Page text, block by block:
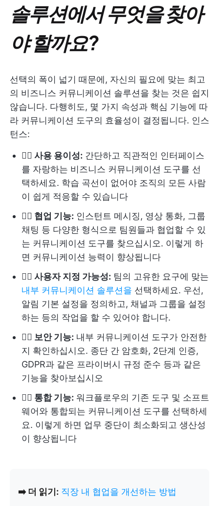
솔루션에서 무엇을 찾아
야 할까요?
선택의 폭이 넓기 때문에, 자신의 필요에 맞는 최고
의 비즈니스 커뮤니케이션 솔루션을 찾는 것은 쉽지
않습니다. 다행히도, 몇 가지 속성과 핵심 기능에 따
라 커뮤니케이션 도구의 효율성이 결정됩니다. 인스
턴스:
👉🏻 사용 용이성: 간단하고 직관적인 인터페이스
를 자랑하는 비즈니스 커뮤니케이션 도구를 선
택하세요. 학습 곡선이 없어야 조직의 모든 사람
이 쉽게 적응할 수 있습니다
👉🏻 협업 기능: 인스턴트 메시징, 영상 통화, 그룹
채팅 등 다양한 형식으로 팀원들과 협업할 수 있
는 커뮤니케이션 도구를 찾으십시오. 이렇게 하
면 커뮤니케이션 능력이 향상됩니다
👉🏻 사용자 지정 가능성: 팀의 고유한 요구에 맞는
내부 커뮤니케이션 솔루션을 선택하세요. 우선,
알림 기본 설정을 정의하고, 채널과 그룹을 설정
하는 등의 작업을 할 수 있어야 합니다.
👉🏻 보안 기능: 내부 커뮤니케이션 도구가 안전한
지 확인하십시오. 종단 간 암호화, 2단계 인증,
GDPR과 같은 프라이버시 규정 준수 등과 같은
기능을 찾아보십시오
👉🏻 통합 기능: 워크플로우의 기존 도구 및 소프트
웨어와 통합되는 커뮤니케이션 도구를 선택하세
요. 이렇게 하면 업무 중단이 최소화되고 생산성
이 향상됩니다
➡️ 더 읽기: 직장 내 협업을 개선하는 방법